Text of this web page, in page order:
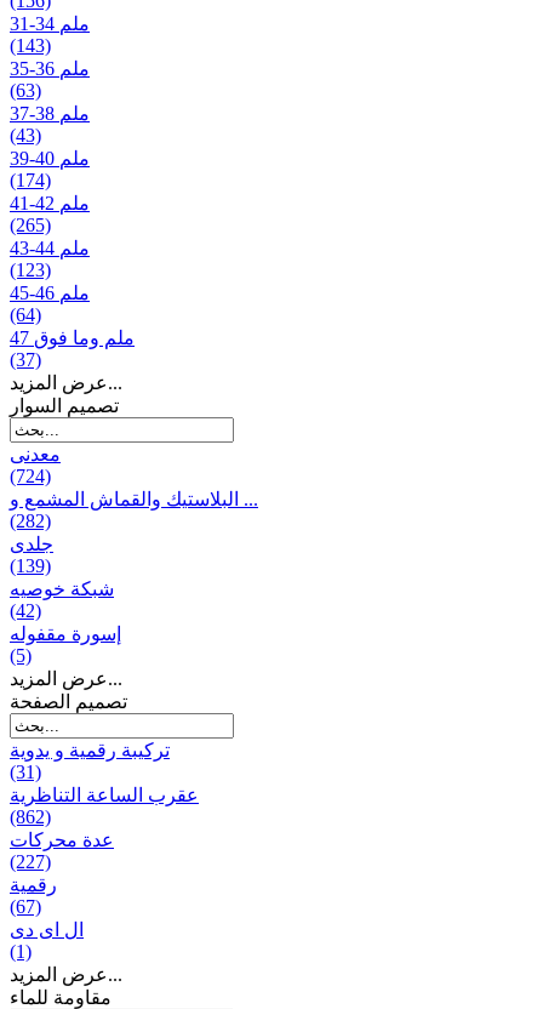
31-34 ملم
(143)
35-36 ملم
(63)
37-38 ملم
(43)
39-40 ملم
(174)
41-42 ملم
(265)
43-44 ملم
(123)
45-46 ملم
(64)
47 ملم وما فوق
(37)
عرض المزيد...
تصمیم السوار
معدنی
(724)
البلاستيك والقماش المشمع و ...
(282)
جلدی
(139)
شبكة خوصیه
(42)
إسورة مقفوله
(5)
عرض المزيد...
تصميم الصفحة
تركيبة رقمية و يدوية
(31)
عقرب الساعة التناظرية
(862)
عدة محركات
(227)
رقمية
(67)
ال ای دی
(1)
عرض المزيد...
مقاومة للماء